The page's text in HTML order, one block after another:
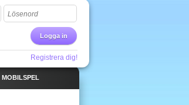
Lösenord
Logga in
Registrera dig!
MOBILSPEL